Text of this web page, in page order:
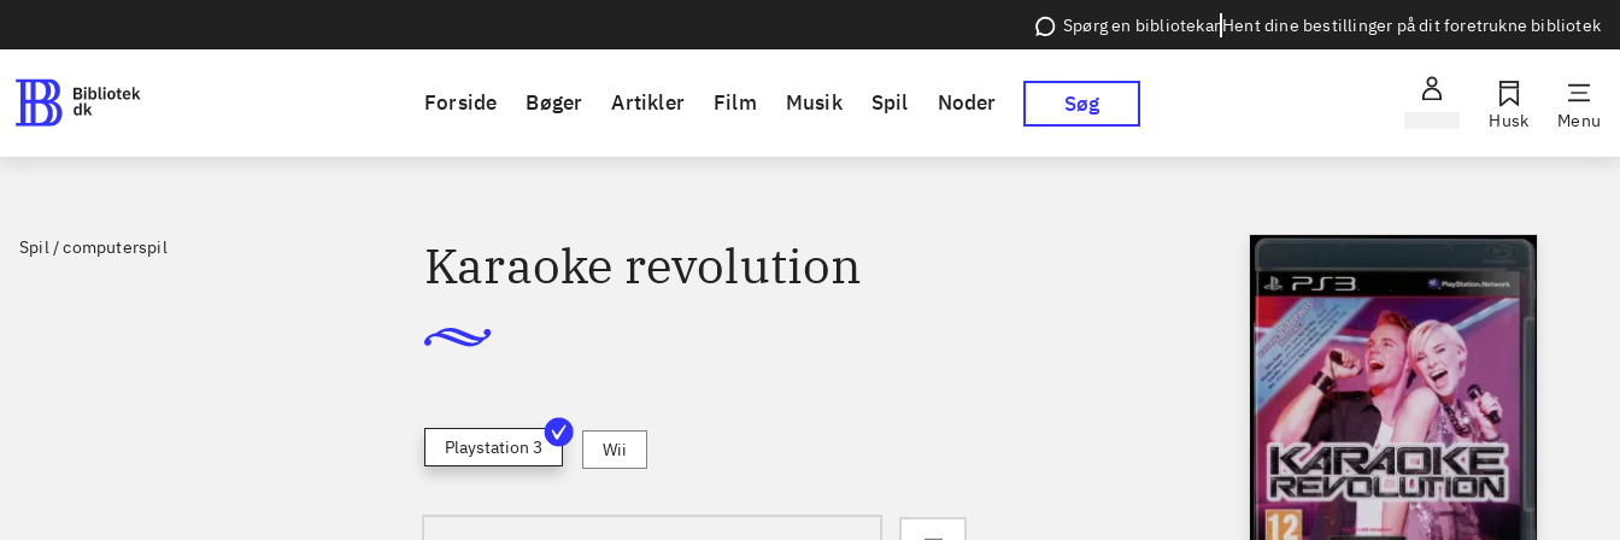
Spørg en bibliotekarHent dine bestillinger på dit foretrukne bibliotek
Forside Bøger Artikler Film Musik Spil Noder Søg
Husk Menu
Spil / computerspil Karaoke revolution
Playstation 3 Wii